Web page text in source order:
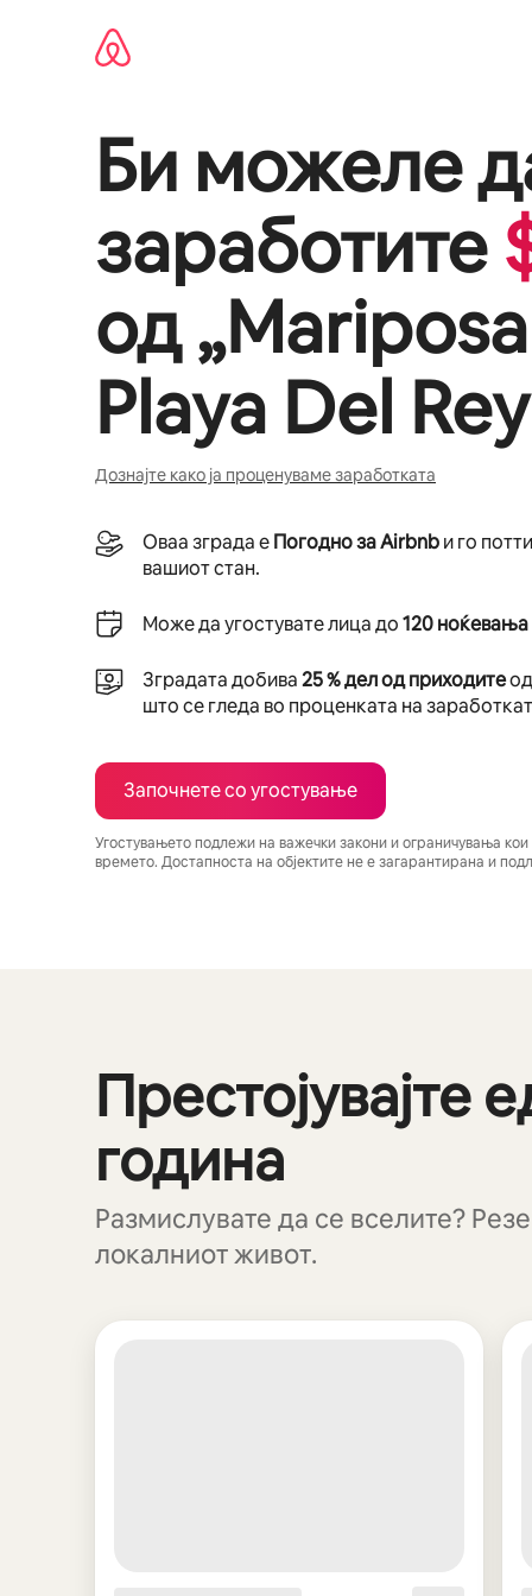
Би можеле
заработите
од „
Playa Del Rey
Дознајте како ја проценуваме заработката
Оваа зграда еПогодно за Airbnbи го
вашиот стан.
Може да угостувате лица до120
Зградата добива25 % дел од приходитеод
што се гледа во проценката на
Започнете со угостување
Угостувањето подлежи на важечки закони и ограничувања
времето. Достапноста на објектите не е загарантирана и
Престојувајте
година
Размислувате да се вселите?
локалниот живот.
Се гледаат 0 од 0 елемента